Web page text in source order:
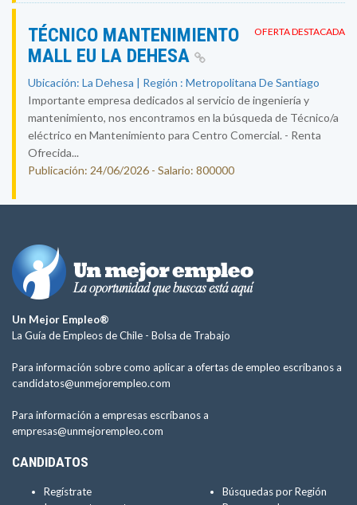
OFERTA DESTACADA
TÉCNICO MANTENIMIENTO
MALL EU LA DEHESA
Ubicación: La Dehesa | Región : Metropolitana De Santiago
Importante empresa dedicados al servicio de ingeniería y
mantenimiento, nos encontramos en la búsqueda de Técnico/a
eléctrico en Mantenimiento para Centro Comercial. - Renta
Ofrecida...
Publicación: 24/06/2026 - Salario: 800000
Un Mejor Empleo®
La Guía de Empleos de Chile - Bolsa de Trabajo
Para información sobre como aplicar a ofertas de empleo escríbanos a
candidatos@unmejorempleo.com
Para información a empresas escríbanos a
empresas@unmejorempleo.com
CANDIDATOS
Regístrate
Búsquedas por Región